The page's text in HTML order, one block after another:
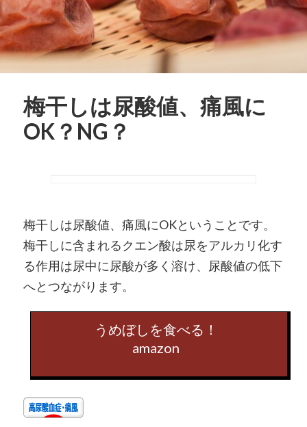
梅干しは尿酸値、痛風に
OK？NG？
梅干しは尿酸値、痛風にOKということです。
梅干しに含まれるクエン酸は尿をアルカリ化す
る作用は尿中に尿酸が多く溶け、尿酸値の低下
へとつながります。
うめぼしを食べる！
amazon